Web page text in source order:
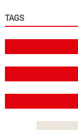
TAGS